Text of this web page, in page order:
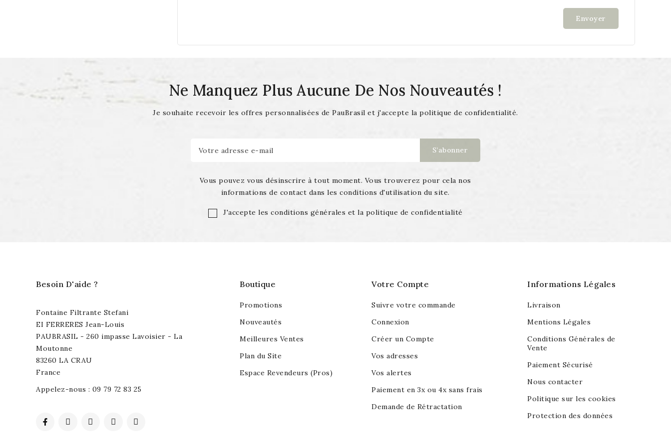
Ne Manquez Plus Aucune De Nos Nouveautés !
Je souhaite recevoir les offres personnalisées de PauBrasil et j'accepte la politique de confidentialité.
Vous pouvez vous désinscrire à tout moment. Vous trouverez pour cela nos
informations de contact dans les conditions d'utilisation du site.
J'accepte les conditions générales et la politique de confidentialité
Besoin D'aide ?
Fontaine Filtrante Stefani
EI FERRERES Jean-Louis
PAUBRASIL - 260 impasse Lavoisier - La
Moutonne
83260 LA CRAU
France
Appelez-nous : 09 79 72 83 25
Boutique
Promotions
Nouveautés
Meilleures Ventes
Plan du Site
Espace Revendeurs (Pros)
Votre Compte
Suivre votre commande
Connexion
Créer un Compte
Vos adresses
Vos alertes
Paiement en 3x ou 4x sans frais
Demande de Rétractation
Informations Légales
Livraison
Mentions Légales
Conditions Générales de
Vente
Paiement Sécurisé
Nous contacter
Politique sur les cookies
Protection des données